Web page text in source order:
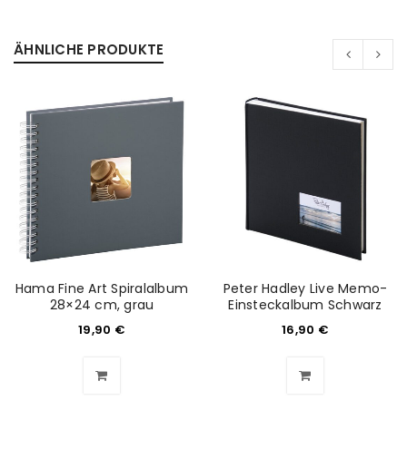
ÄHNLICHE PRODUKTE
Hama Fine Art Spiralalbum
28×24 cm, grau
19,90 €
Peter Hadley Live Memo-
Einsteckalbum Schwarz
16,90 €